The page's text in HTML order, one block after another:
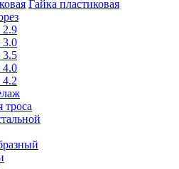
Гайка пластиковая
2.9
3.0
3.5
4.0
троса